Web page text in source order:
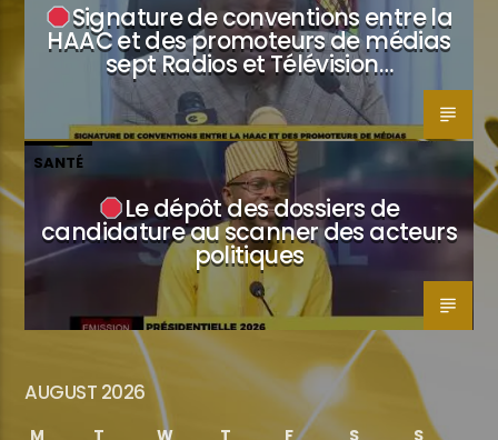
Signature de conventions entre la
HAAC et des promoteurs de médias
sept Radios et Télévision…
SANTÉ
Le dépôt des dossiers de
candidature au scanner des acteurs
politiques
AUGUST 2026